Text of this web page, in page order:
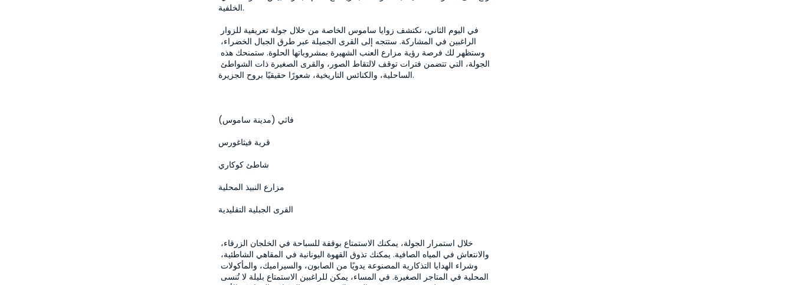
الخلفية.
فاثي (مدينة ساموس)
قرية فيثاغورس
شاطئ كوكاري
مزارع النبيذ المحلية
القرى الجبلية التقليدية